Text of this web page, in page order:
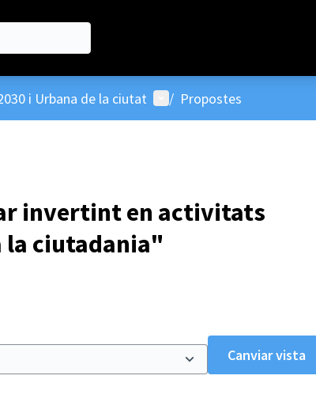
i Urbana de la ciutat Menú d'usuari
/ Propostes
invertint en activitats
la ciutadania"
Canviar vista